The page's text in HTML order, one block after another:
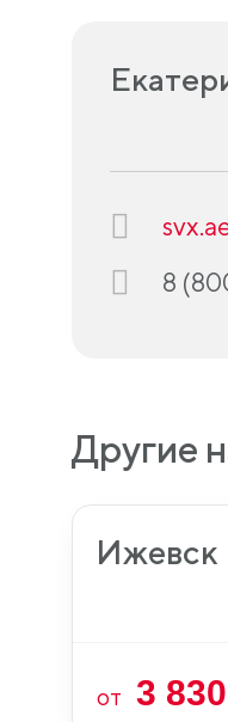
8
Другие
Ижевск
от 3